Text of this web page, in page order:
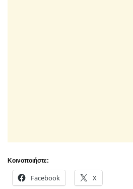
Κοινοποιήστε:
Facebook X